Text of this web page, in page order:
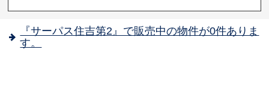
『サーパス住吉第2』で販売中の物件が0件ありま
す。